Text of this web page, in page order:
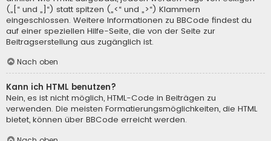
(„[“ und „]“) statt spitzen („<“ und „>“) Klammern
eingeschlossen. Weitere Informationen zu BBCode findest du
auf einer speziellen Hilfe-Seite, die von der Seite zur
Beitragserstellung aus zugänglich ist.
Nach oben
Kann ich HTML benutzen?
Nein, es ist nicht möglich, HTML-Code in Beiträgen zu
verwenden. Die meisten Formatierungsmöglichkeiten, die HTML
bietet, können über BBCode erreicht werden.